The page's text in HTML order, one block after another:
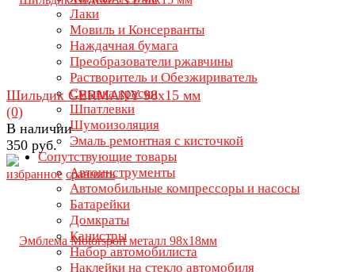
Лаки
Мовиль и Консерванты
Наждачная бумага
Преобразователи ржавчины
Растворитель и Обезжириватель
Смывка краски
Шпатлевки
Шумоизоляция
Эмаль ремонтная с кисточкой
Сопутствующие товары
Автоинструменты
Автомобильные компрессоры и насосы
Батарейки
Домкраты
Канистры
Набор автомобилиста
Наклейки на стекло автомобиля
избранное сравнить
Шильдик GERMANY 98x15 мм
(0)
В наличии
350 руб.